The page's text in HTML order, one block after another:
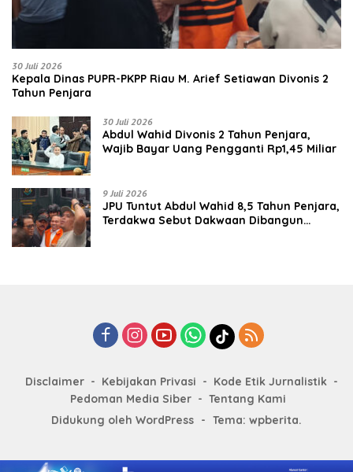
30 Juli 2026
Kepala Dinas PUPR-PKPP Riau M. Arief Setiawan Divonis 2
Tahun Penjara
30 Juli 2026
‎‎Abdul Wahid Divonis 2 Tahun Penjara,
Wajib Bayar Uang Pengganti Rp1,45 Miliar
9 Juli 2026
JPU Tuntut Abdul Wahid 8,5 Tahun Penjara,
Terdakwa Sebut Dakwaan Dibangun
Disclaimer Kebijakan Privasi
Kode Etik Jurnalistik
Pedoman Media Siber
Tentang Kami
Didukung oleh WordPress - Tema: wpberita.